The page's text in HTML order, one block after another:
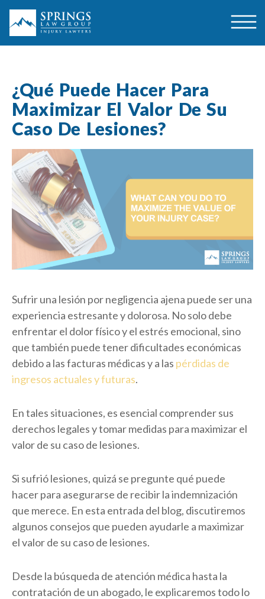
¿Qué Puede Hacer Para
Maximizar El Valor De Su
Caso De Lesiones?
Sufrir una lesión por negligencia ajena puede ser una
experiencia estresante y dolorosa. No solo debe
enfrentar el dolor físico y el estrés emocional, sino
que también puede tener dificultades económicas
debido a las facturas médicas y a las pérdidas de
ingresos actuales y futuras.
En tales situaciones, es esencial comprender sus
derechos legales y tomar medidas para maximizar el
valor de su caso de lesiones.
Si sufrió lesiones, quizá se pregunte qué puede
hacer para asegurarse de recibir la indemnización
que merece. En esta entrada del blog, discutiremos
algunos consejos que pueden ayudarle a maximizar
el valor de su caso de lesiones.
Desde la búsqueda de atención médica hasta la
contratación de un abogado, le explicaremos todo lo